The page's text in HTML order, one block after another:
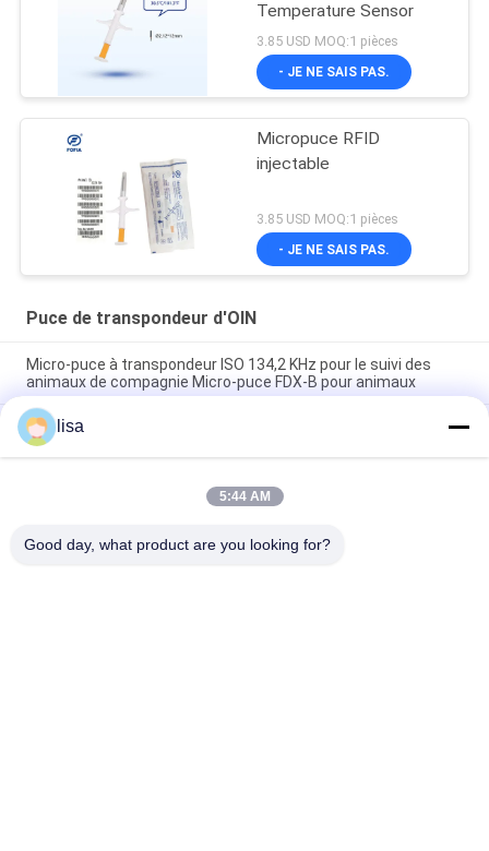
Temperature Sensor
3.85 USD MOQ:1 pièces
- JE NE SAIS PAS.
Micropuce RFID
injectable
3.85 USD MOQ:1 pièces
- JE NE SAIS PAS.
Puce de transpondeur d'OIN
Micro-puce à transpondeur ISO 134,2 KHz pour le suivi des
animaux de compagnie Micro-puce FDX-B pour animaux
La puce Rfid de norme de l'OIN étiquettent le transpondeur
injectable de Chips Animal Microchip Syringe For de puce
injectable de bétail
Étiquette micro-puce implantable pour le suivi des animaux
lisa
5:44 AM
Good day, what product are you looking for?